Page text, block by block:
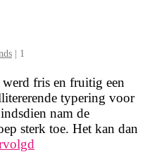
| 1
fris en fruitig een
typering voor
nam de
sterk toe. Het kan dan